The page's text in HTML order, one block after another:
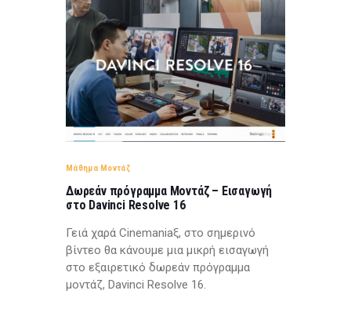
Μάθημα Μοντάζ
Δωρεάν πρόγραμμα Μοντάζ – Εισαγωγή
στο Davinci Resolve 16
Γειά χαρά Cinemaniaξ, στο σημερινό
βίντεο θα κάνουμε μια μικρή εισαγωγή
στο εξαιρετικό δωρεάν πρόγραμμα
μοντάζ, Davinci Resolve 16.